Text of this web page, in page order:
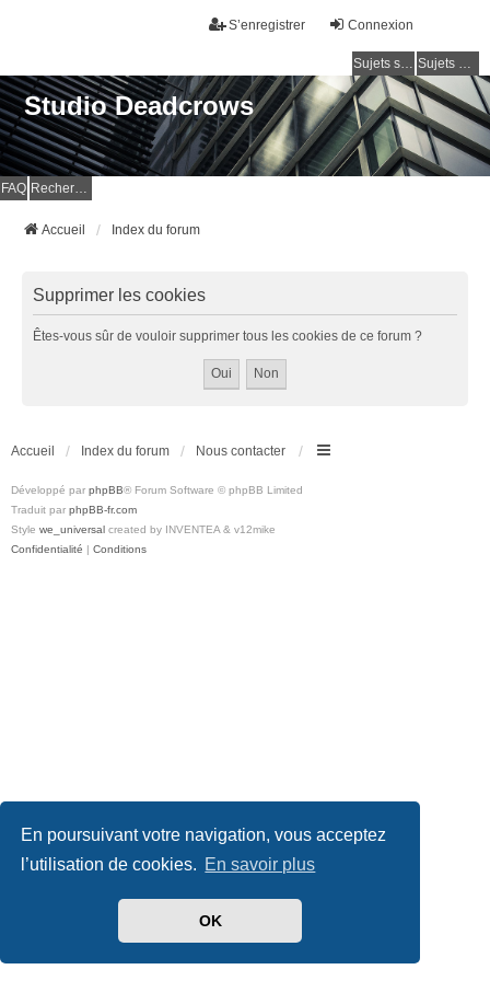
En poursuivant votre navigation, vous acceptez
l’utilisation de cookies. En savoir plus
OK
Connexion
S’enregistrer
Sujets sans réponse Sujets actifs
Studio Deadcrows
FAQ Rechercher
Accueil Index du forum
Supprimer les cookies
Êtes-vous sûr de vouloir supprimer tous les cookies de ce forum ?
Accueil Index du forum Nous contacter
Développé par phpBB® Forum Software © phpBB Limited
Traduit par phpBB-fr.com
Style we_universal created by INVENTEA & v12mike
Confidentialité | Conditions